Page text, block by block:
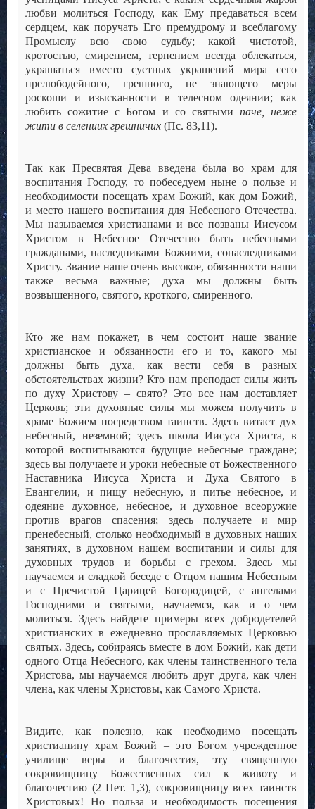
любви молиться Господу, как Ему предаваться всем
сердцем, как поручать Его премудрому и всеблагому
Промыслу всю свою судьбу; какой чистотой,
кротостью, смирением, терпением всегда облекаться,
украшаться вместо суетных украшений мира сего
прелюбодейного, грешного, не знающего меры
роскоши и изысканности в телесном одеянии; как
любить сожитие с Богом и со святыми паче, неже
жити в селениих грешничих (Пс. 83,11).
Так как Пресвятая Дева введена была во храм для
воспитания Господу, то побеседуем ныне о пользе и
необходимости посещать храм Божий, как дом Божий,
и место нашего воспитания для Небесного Отечества.
Мы называемся христианами и все позваны Иисусом
Христом в Небесное Отечество быть небесными
гражданами, наследниками Божиими, сонаследниками
Христу. Звание наше очень высокое, обязанности наши
также весьма важные; духа мы должны быть
возвышенного, святого, кроткого, смиренного.
Кто же нам покажет, в чем состоит наше звание
христианское и обязанности его и то, какого мы
должны быть духа, как вести себя в разных
обстоятельствах жизни? Кто нам преподаст силы жить
по духу Христову – свято? Это все нам доставляет
Церковь; эти духовные силы мы можем получить в
храме Божием посредством таинств. Здесь витает дух
небесный, неземной; здесь школа Иисуса Христа, в
которой воспитываются будущие небесные граждане;
здесь вы получаете и уроки небесные от Божественного
Наставника Иисуса Христа и Духа Святого в
Евангелии, и пищу небесную, и питье небесное, и
одеяние духовное, небесное, и духовное всеоружие
против врагов спасения; здесь получаете и мир
пренебесный, столько необходимый в духовных наших
занятиях, в духовном нашем воспитании и силы для
духовных трудов и борьбы с грехом. Здесь мы
научаемся и сладкой беседе с Отцом нашим Небесным
и с Пречистой Царицей Богородицей, с ангелами
Господними и святыми, научаемся, как и о чем
молиться. Здесь найдете примеры всех добродетелей
христианских в ежедневно прославляемых Церковью
святых. Здесь, собираясь вместе в дом Божий, как дети
одного Отца Небесного, как члены таинственного тела
Христова, мы научаемся любить друг друга, как член
члена, как члены Христовы, как Самого Христа.
Видите, как полезно, как необходимо посещать
христианину храм Божий – это Богом учрежденное
училище веры и благочестия, эту священную
сокровищницу Божественных сил к животу и
благочестию (2 Пет. 1,3), сокровищницу всех таинств
Христовых! Но польза и необходимость посещения